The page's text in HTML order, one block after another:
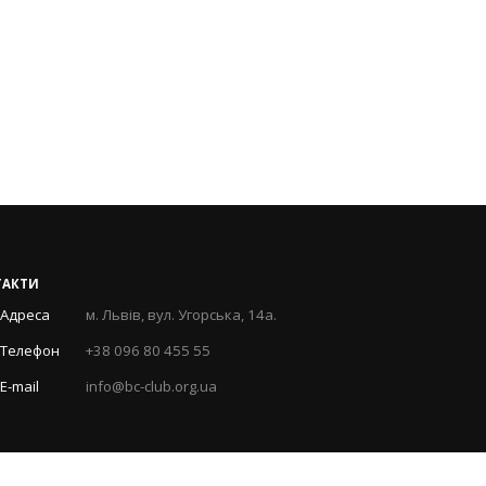
Адреса
м. Львів, вул. Угорська, 14а.
Телефон
+38 096 80 455 55
E-mail
info@bc-club.org.ua